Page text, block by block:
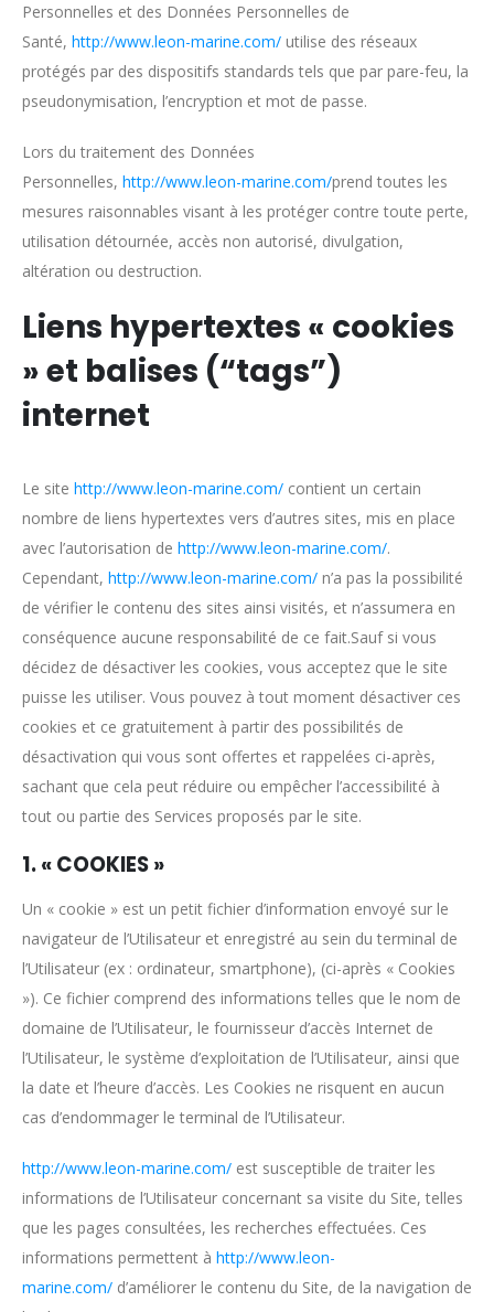
Personnelles et des Données Personnelles de
Santé, http://www.leon-marine.com/ utilise des réseaux
protégés par des dispositifs standards tels que par pare-feu, la
pseudonymisation, l’encryption et mot de passe.
Lors du traitement des Données
Personnelles, http://www.leon-marine.com/prend toutes les
mesures raisonnables visant à les protéger contre toute perte,
utilisation détournée, accès non autorisé, divulgation,
altération ou destruction.
Liens hypertextes « cookies
» et balises (“tags”)
internet
Le site http://www.leon-marine.com/ contient un certain
nombre de liens hypertextes vers d’autres sites, mis en place
avec l’autorisation de http://www.leon-marine.com/.
Cependant, http://www.leon-marine.com/ n’a pas la possibilité
de vérifier le contenu des sites ainsi visités, et n’assumera en
conséquence aucune responsabilité de ce fait.Sauf si vous
décidez de désactiver les cookies, vous acceptez que le site
puisse les utiliser. Vous pouvez à tout moment désactiver ces
cookies et ce gratuitement à partir des possibilités de
désactivation qui vous sont offertes et rappelées ci-après,
sachant que cela peut réduire ou empêcher l’accessibilité à
tout ou partie des Services proposés par le site.
1. « COOKIES »
Un « cookie » est un petit fichier d’information envoyé sur le
navigateur de l’Utilisateur et enregistré au sein du terminal de
l’Utilisateur (ex : ordinateur, smartphone), (ci-après « Cookies
»). Ce fichier comprend des informations telles que le nom de
domaine de l’Utilisateur, le fournisseur d’accès Internet de
l’Utilisateur, le système d’exploitation de l’Utilisateur, ainsi que
la date et l’heure d’accès. Les Cookies ne risquent en aucun
cas d’endommager le terminal de l’Utilisateur.
http://www.leon-marine.com/ est susceptible de traiter les
informations de l’Utilisateur concernant sa visite du Site, telles
que les pages consultées, les recherches effectuées. Ces
informations permettent à http://www.leon-
marine.com/ d’améliorer le contenu du Site, de la navigation de